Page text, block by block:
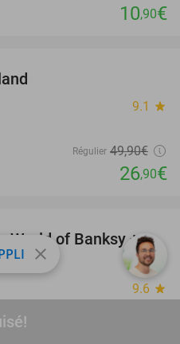
10,90€
9.1 star
Régulier 49,90€
26,90€
37%
World of Banksy +
9.6 star
close